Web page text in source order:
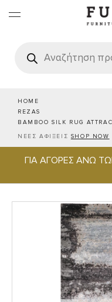
search
HOME
REZAS
BAMBOO SILK RUG
ΝΕΕΣ ΑΦΙΞΕΙΣ SHOP NOW
ΓΙΑ ΑΓΟΡΕΣ ΑΝΩ
ΕΠΙΠΛΑ
ΧΑΛΙΑ
ΕΙΔΗ
PROJECTS